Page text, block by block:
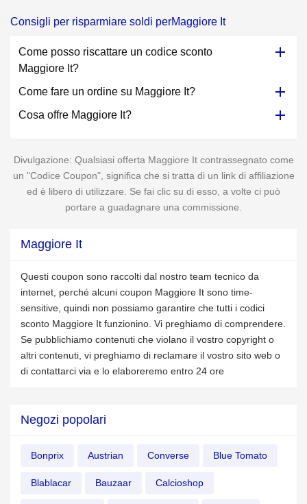
Consigli per risparmiare soldi perMaggiore It
Come posso riscattare un codice sconto
Maggiore It?
Come fare un ordine su Maggiore It?
Cosa offre Maggiore It?
Divulgazione: Qualsiasi offerta Maggiore It contrassegnato come
un "Codice Coupon", significa che si tratta di un link di affiliazione
ed è libero di utilizzare. Se fai clic su di esso, a volte ci può
portare a guadagnare una commissione.
Maggiore It
Questi coupon sono raccolti dal nostro team tecnico da
internet, perché alcuni coupon Maggiore It sono time-
sensitive, quindi non possiamo garantire che tutti i codici
sconto Maggiore It funzionino. Vi preghiamo di comprendere.
Se pubblichiamo contenuti che violano il vostro copyright o
altri contenuti, vi preghiamo di reclamare il vostro sito web o
di contattarci via e lo elaboreremo entro 24 ore
Negozi popolari
Bonprix Austrian Converse Blue Tomato
Blablacar Bauzaar Calcioshop